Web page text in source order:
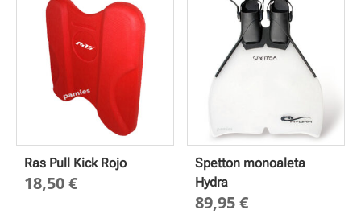
Ras Pull Kick Rojo
18,50€
Spetton monoaleta
Hydra
89,95€